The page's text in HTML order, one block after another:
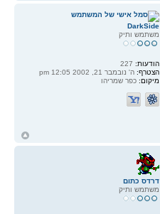
DarkSide
משתמש ותיק
הודעות:227
הצטרף:ה' נובמבר 21, 2002 12:05 pm
מיקום:כפר שמריהו
דרדס כתום
משתמש ותיק